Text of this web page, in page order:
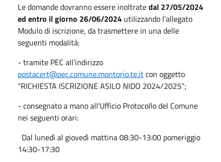
Le domande dovranno essere inoltratedal 27/05/2024
ed entro il giorno 26/06/2024 utilizzando l’allegato
Modulo di iscrizione, da trasmettere in una delle
seguenti modalità:
- tramite PEC all’indirizzo
postacert@pec.comune.montorio.te.itcon oggetto
“RICHIESTA ISCRIZIONE ASILO NIDO 2024/2025”;
- consegnato a mano all'Ufficio Protocollo del Comune
nei seguenti orari:
Dal lunedì al giovedì mattina 08:30-13:00 pomeriggio
14:30-17:30